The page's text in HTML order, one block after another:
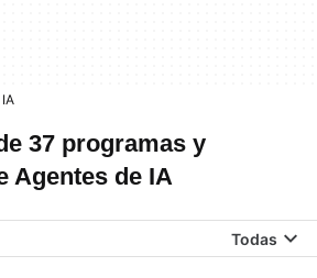
37 programas y
Agentes de IA
Todas